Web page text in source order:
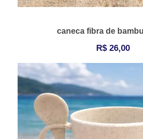
caneca fibra de
R$26,00